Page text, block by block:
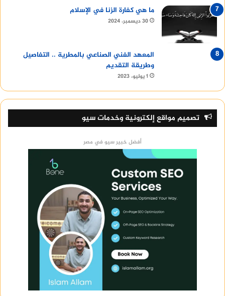
ما هي كفارة الزنا في الإسلام
30 ديسمبر، 2024
المعهد الفني الصناعي بالمطرية .. التفاصيل
وطريقة التقديم
1 يوليو، 2023
تصميم مواقع إلكترونية وخدمات سيو
أفضل خبير سيو في مصر